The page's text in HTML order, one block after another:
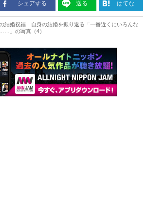
シェアする 送る はてな
結婚祝福 自身の結婚を振り返る「一番近くにいろんな
」の写真（4）